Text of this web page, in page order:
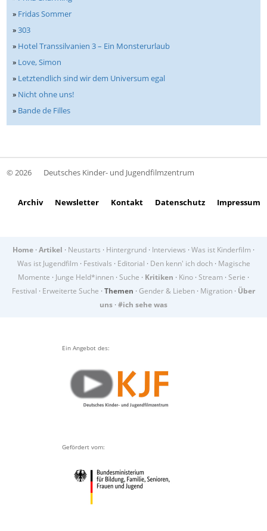
» Fridas Sommer
»303
» Hotel Transsilvanien 3 – Ein Monsterurlaub
» Love, Simon
» Letztendlich sind wir dem Universum egal
» Nicht ohne uns!
» Bande de Filles
© 2026 Deutsches Kinder- und Jugendfilmzentrum
Archiv Newsletter Kontakt Datenschutz Impressum
Home · Artikel · Neustarts · Hintergrund · Interviews · Was ist Kinderfilm ·
Was ist Jugendfilm · Festivals · Editorial · Den kenn' ich doch· Magische
Momente · Junge Held*innen · Suche · Kritiken · Kino · Stream · Serie ·
Festival · Erweiterte Suche · Themen · Gender & Lieben · Migration · Über
uns · #ich sehe was
Ein Angebot des:
Gefördert vom: